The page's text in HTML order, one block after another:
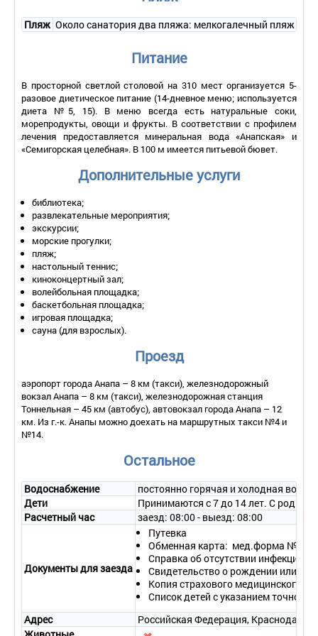
2-местный 1-комнатный в корп. 3 без лоджии
Количество номеров – 20.
Количество основных мест – 2.
Мебель – две односпальные кровати, прикроватные
тумбочки, журнальный столик, зеркало, стул.
Оборудование – телевизор, холодильник, телефон,
кондиционер.
Санузел – умывальник, зеркало, унитаз, душ, фен,
полотенца.
- уборка номера – по требованию;
- смена белья – 1 раз в 4-5 дней.
2-местный 1-комнатный в корп. 3 с лоджией
Количество номеров – 8.
Количество основных мест – 2.
Дополнительное место – 1 (кресло-кровать).
Площадь – 25 кв.м.
Балкон – да, есть лоджия.
Мебель – две односпальные кровати, прикроватные
тумбочки, журнальный столик, зеркало, туалетный столик,
стул, кресло-кровать, шкаф.
Оборудование – телевизор, холодильник, телефон,
вентилятор.
Санузел – умывальник, зеркало, унитаз, биде, душ, фен,
- уборка номера – по требованию;
- смена белья – 1 раз в 4-5 дней.
2-местный 2-комнатный в корп. 1, 3
Количество номеров – 1.
Дополнительное место – 1 (кресло-кровать).
Балкон – да, есть лоджия.
Мебель – одна двуспальная кровать, прикроватные
тумбочки, зеркало, туалетный столик, пуфик в спальне;
мягкие диван, шкаф с посудой, обеденный стол и стулья,
Оборудование – телевизор, холодильник, телефон,
Санузел – умывальник, зеркало, унитаз, биде, душ, фен,
- уборка номера – по требованию;
- смена белья – 1 раз в 4-5 дней.
Пляж Около санатория два пляжа: мелкогалечный пляж
Питание
В просторной светлой столовой на 310 мест организуется 5-
разовое диетическое питание (14-дневное меню; используется
диета №5, 15). В меню всегда есть натуральные соки,
морепродукты, овощи и фрукты. В соответствии с профилем
лечения предоставляется минеральная вода «Анапская» и
«Семигорская целебная». В 100 м имеется питьевой бювет.
Дополнительные услуги
библиотека;
развлекательные мероприятия;
экскурсии;
морские прогулки;
пляж;
настольный теннис;
киноконцертный зал;
волейбольная площадка;
баскетбольная площадка;
игровая площадка;
сауна (для взрослых).
Проезд
аэропорт города Анапа – 8 км (такси), железнодорожный
вокзал Анапа – 8 км (такси), железнодорожная станция
Тоннельная – 45 км (автобус), автовокзал города Анапа – 12
км. Из г.-к. Анапы можно доехать на маршрутных такси №4 и
№14.
Остальное
Водоснабжение
постоянно горячая и холодная вода
Дети
Принимаются с 7 до 14 лет. С
Расчетный час
заезд: 08:00 - выезд: 08:00
Документы для заезда
Путевка
Обменная карта: мед.форма №
Справка об отсутствии
Свидетельство о рождении или
Копия страхового медицинского
Список детей с указанием точной
Адрес
Российская Федерация,